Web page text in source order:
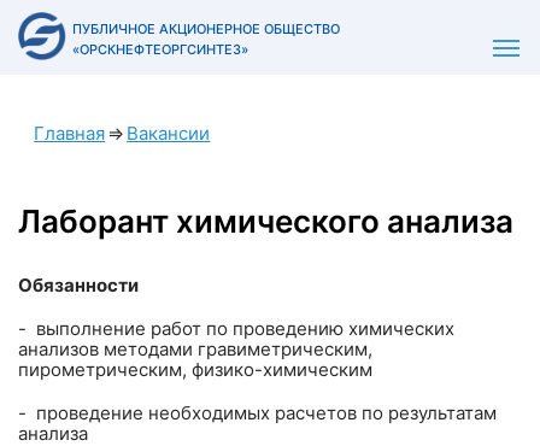
ПУБЛИЧНОЕ АКЦИОНЕРНОЕ ОБЩЕСТВО
«ОРСКНЕФТЕОРГСИНТЕЗ»
Главная⇒ Вакансии
Лаборант химического анализа
Обязанности
- выполнение работ по проведению химических
анализов методами гравиметрическим,
пирометрическим, физико-химическим
- проведение необходимых расчетов по результатам
анализа